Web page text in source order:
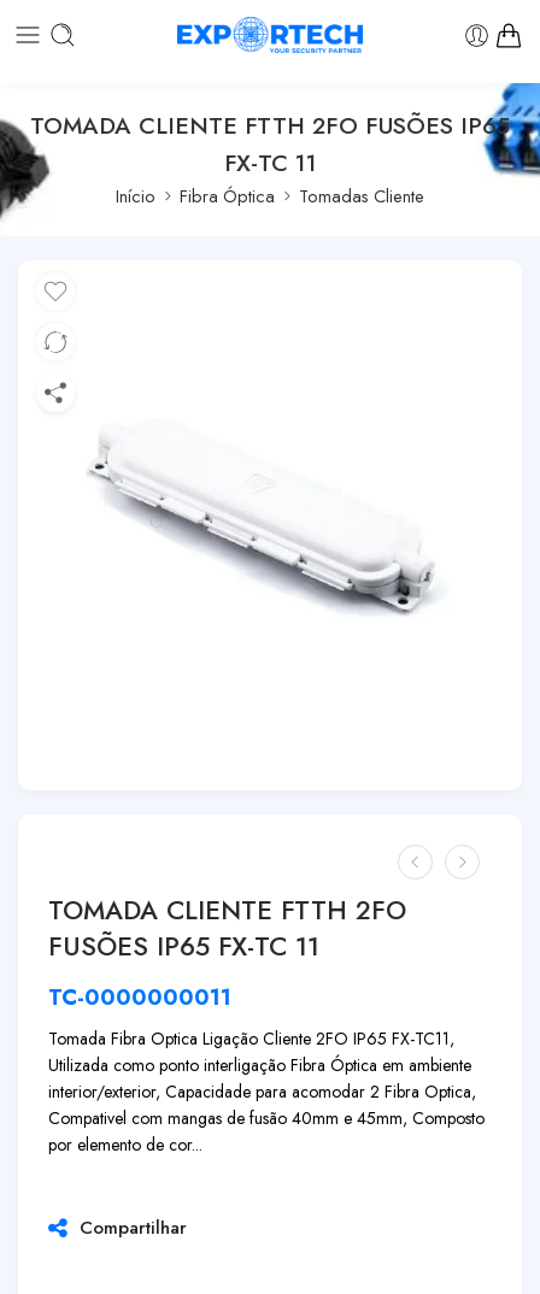
TOMADA CLIENTE FTTH 2FO FUSÕES IP65
FX-TC 11
Início Fibra Óptica Tomadas Cliente
TOMADA CLIENTE FTTH 2FO
FUSÕES IP65 FX-TC 11
TC-0000000011
Tomada Fibra Optica Ligação Cliente 2FO IP65 FX-TC11,
Utilizada como ponto interligação Fibra Óptica em ambiente
interior/exterior, Capacidade para acomodar 2 Fibra Optica,
Compativel com mangas de fusão 40mm e 45mm, Composto
por elemento de cor...
Compartilhar